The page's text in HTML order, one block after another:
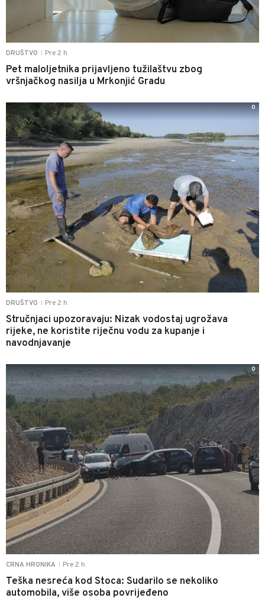
DRUŠTVO Pre 2 h
Pet maloljetnika prijavljeno tužilaštvu zbog
vršnjačkog nasilja u Mrkonjić Gradu
DRUŠTVO Pre 2 h
Stručnjaci upozoravaju: Nizak vodostaj ugrožava
rijeke, ne koristite riječnu vodu za kupanje i
navodnjavanje
0
CRNA HRONIKA Pre 2 h
Teška nesreća kod Stoca: Sudarilo se nekoliko
automobila, više osoba povrijeđeno
0